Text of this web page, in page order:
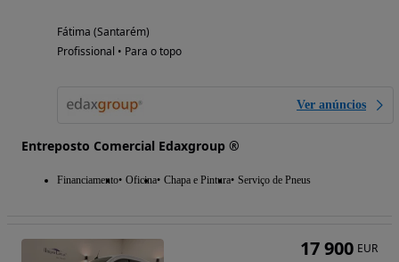
Fátima (Santarém)
Profissional • Para o topo
Ver anúncios
Entreposto Comercial Edaxgroup ®
Financiamento Oficina Chapa e Pintura Serviço de Pneus
17 900 EUR